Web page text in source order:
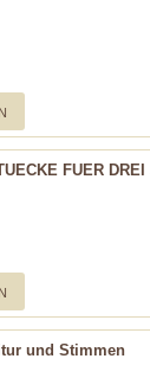
FUER
und Stimmen